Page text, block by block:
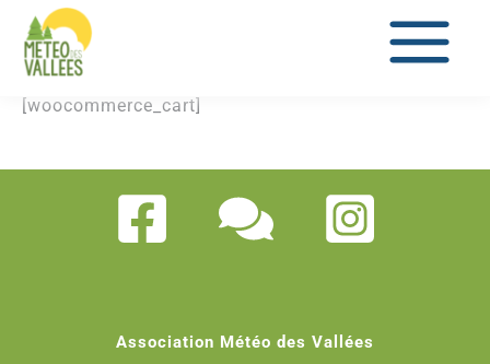
contenu
[woocommerce_cart]
Association Météo des Vallées